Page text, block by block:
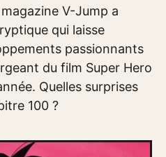
V-Jump a
qui laisse
passionnants
du film Super Hero
Quelles surprises
100 ?